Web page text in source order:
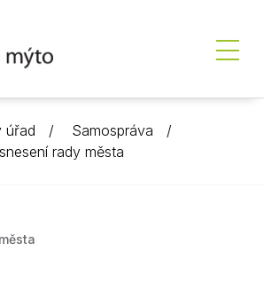
úřad
Samospráva
rady města